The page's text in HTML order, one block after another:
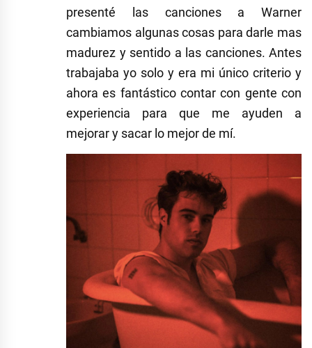
presenté las canciones a Warner
cambiamos algunas cosas para darle mas
madurez y sentido a las canciones. Antes
trabajaba yo solo y era mi único criterio y
ahora es fantástico contar con gente con
experiencia para que me ayuden a
mejorar y sacar lo mejor de mí.